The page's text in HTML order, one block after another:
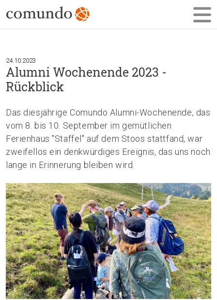
24.10.2023
Alumni Wochenende 2023 -
Rückblick
Das diesjährige Comundo Alumni-Wochenende, das
vom 8. bis 10. September im gemütlichen
Ferienhaus "Staffel" auf dem Stoos stattfand, war
zweifellos ein denkwürdiges Ereignis, das uns noch
lange in Erinnerung bleiben wird.